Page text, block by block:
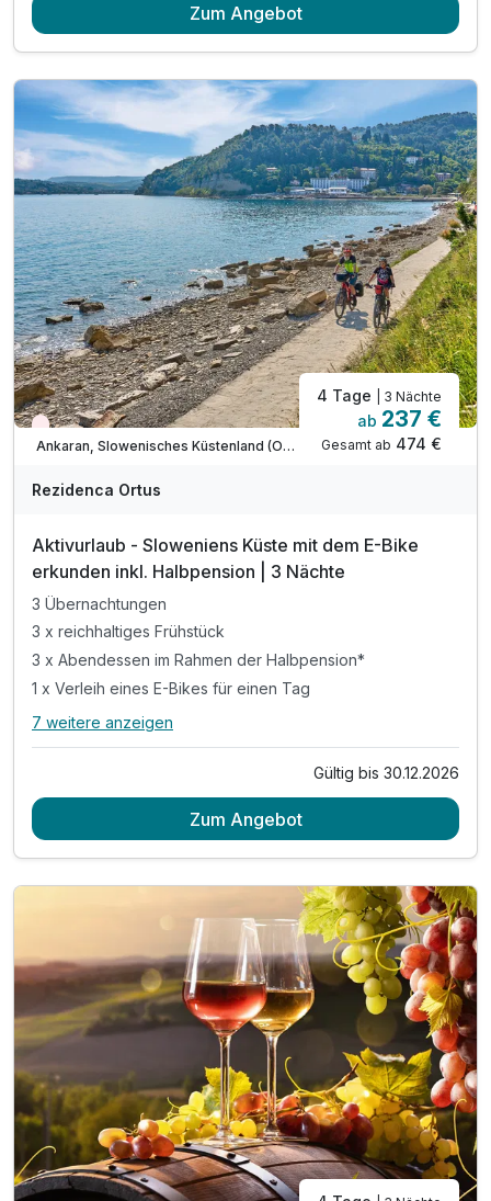
inkl. 2 Kinder gratis (bis 14,99 Jahren)
1 x Halo-Therapie in der Salzgrotte
1 x Eintritt in die Sauna für 3 Std (ab 15 Jahren)
inkl. interaktive Familienkarte von Ankaran
Nutzung des Außenpools (ca. Mai-September)
inkl. Entspannung auf dem Barfuß-Kneipp-Pfad
inkl. Parkplatz & W-LAN Nutzung
* Zuschlag für Kinder ab 15 Jahren = 42 € / Nacht
* am Sonntag hat das Restaurant geschlossen
Zum Angebot
Wieder frei ab September
Ankaran, Slowenisches Küstenland (Obalno-kraska)
4 Tage | 3 Nächte
ab 237 €
Gesamt ab 474 €
Rezidenca Ortus
Aktivurlaub - Sloweniens Küste mit dem E-Bike
erkunden inkl. Halbpension | 3 Nächte
3 Übernachtungen
3 x reichhaltiges Frühstück
3 x Abendessen im Rahmen der Halbpension*
1 x Verleih eines E-Bikes für einen Tag
Alle Inklusivleistungen
3 x reichhaltiges Frühstück
1 x Eintritt in die Sauna für 3 Std (ab 15 Jahren)
inkl. Radkarte & Infomaterial
inkl. Welcome Drink
inkl. Parkplatz & W-LAN Nutzung
Nutzung des Außenpools (ca. Mai-September)
* am Sonntag hat das Restaurant geschlossen
7 weitere anzeigen
Gültig bis 30.12.2026
Zum Angebot